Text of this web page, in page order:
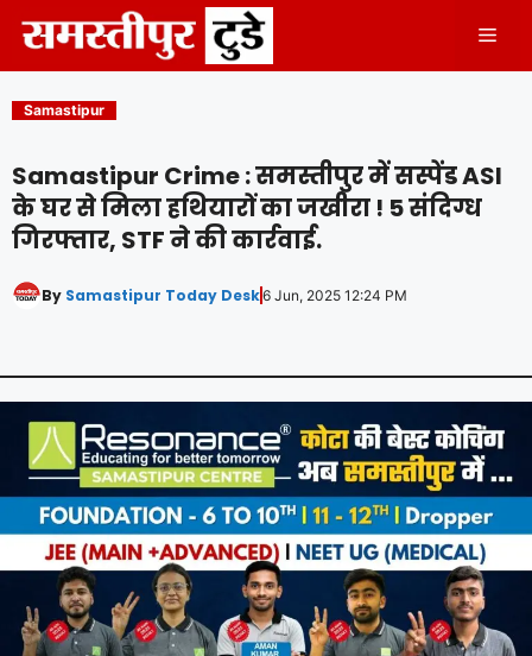
content
Samastipur
Samastipur Crime : समस्तीपुर में सस्पेंड ASI
के घर से मिला हथियारों का जखीरा ! 5 संदिग्ध
गिरफ्तार, STF ने की कार्रवाई.
By Samastipur Today Desk6 Jun, 2025 12:24 PM